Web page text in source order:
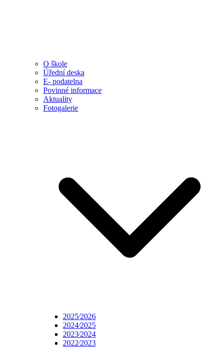
O škole
Úřední deska
E- podatelna
Povinné informace
Aktuality
Fotogalerie
2025⁄2026
2024⁄2025
2023⁄2024
2022⁄2023